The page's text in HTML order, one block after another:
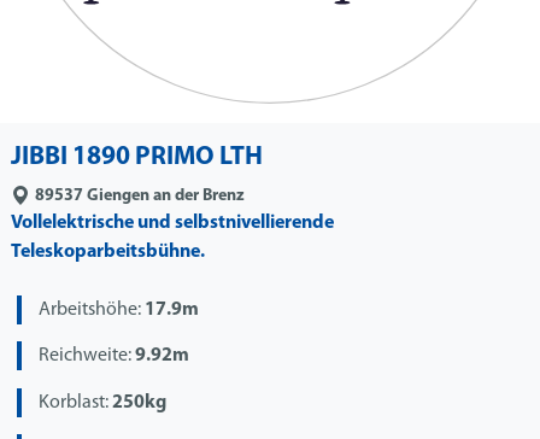
JIBBI 1890 PRIMO LTH
89537 Giengen an der Brenz
Vollelektrische und selbstnivellierende
Teleskoparbeitsbühne.
Arbeitshöhe: 17.9m
Reichweite:9.92m
Korblast:250kg